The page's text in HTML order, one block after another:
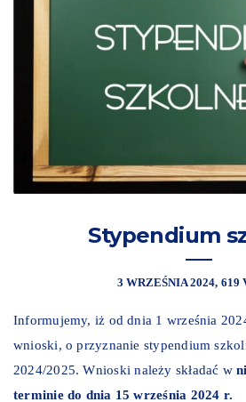
Stypendium
3 WRZEŚNIA 2024 619
Informujemy, iż od dnia 1 września
wnioski, o przyznanie stypendium
2024/2025. Wnioski należy składać w
terminie do dnia 15 września 2024 r.